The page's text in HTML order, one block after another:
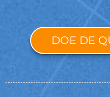
DOE DE